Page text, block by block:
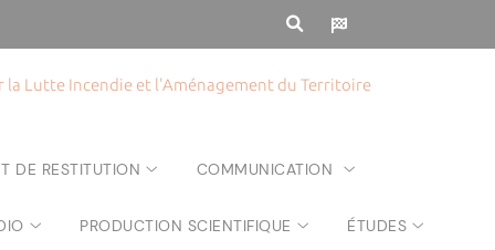
Lutte Incendie et l'Aménagement du Territoire
DE RESTITUTION COMMUNICATION
PRODUCTION SCIENTIFIQUE ÉTUDES